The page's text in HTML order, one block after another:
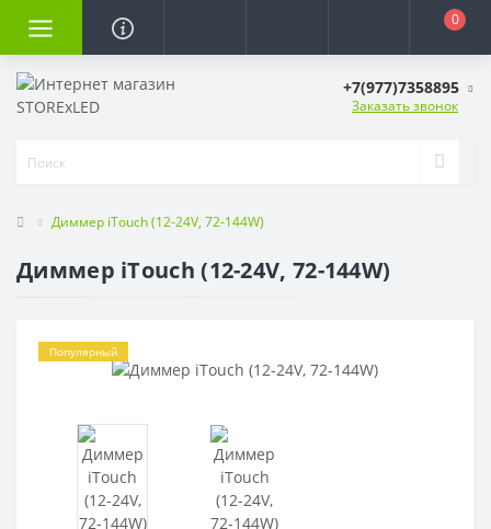
0
+7(977)7358895
Заказать звонок
Диммер iTouch (12-24V, 72-144W)
Диммер iTouch (12-24V, 72-144W)
Популярный